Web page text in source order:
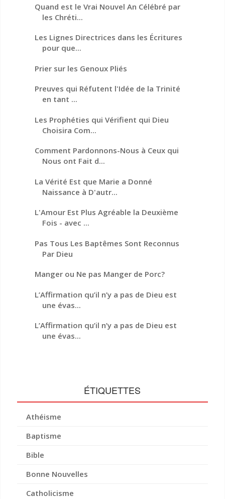
Quand est le Vrai Nouvel An Célébré par
les Chréti...
Les Lignes Directrices dans les Écritures
pour que...
Prier sur les Genoux Pliés
Preuves qui Réfutent l'Idée de la Trinité
en tant ...
Les Prophéties qui Vérifient qui Dieu
Choisira Com...
Comment Pardonnons-Nous à Ceux qui
Nous ont Fait d...
La Vérité Est que Marie a Donné
Naissance à D'autr...
L'Amour Est Plus Agréable la Deuxième
Fois - avec ...
Pas Tous Les Baptêmes Sont Reconnus
Par Dieu
Manger ou Ne pas Manger de Porc?
L’Affirmation qu’il n’y a pas de Dieu est
une évas...
L’Affirmation qu’il n’y a pas de Dieu est
une évas...
ÉTIQUETTES
Athéisme
Baptisme
Bible
Bonne Nouvelles
Catholicisme